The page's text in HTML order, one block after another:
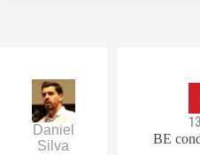
BE
Daniel
Silva